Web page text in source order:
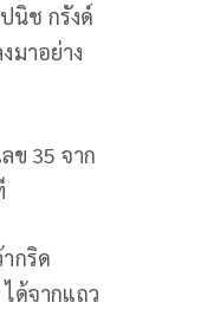
นิช กรังด์
มาอย่าง
ข 35 จาก
กริด
ด้จากแถว